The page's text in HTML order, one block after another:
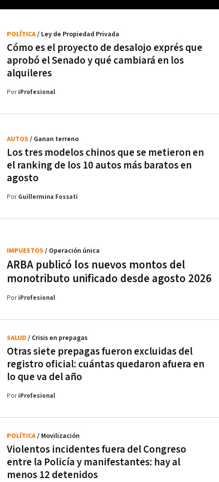
Cómo es el proyecto de desalojo exprés que
aprobó el Senado y qué cambiará en los
alquileres
POLÍTICA/ Ley de Propiedad Privada
PoriProfesional
Los tres modelos chinos que se metieron en
el ranking de los 10 autos más baratos en
agosto
AUTOS / Ganan terreno
PorGuillermina Fossati
ARBA publicó los nuevos montos del
monotributo unificado desde agosto 2026
IMPUESTOS / Operación única
PoriProfesional
Otras siete prepagas fueron excluidas del
registro oficial: cuántas quedaron afuera en
lo que va del año
SALUD / Crisis en prepagas
PoriProfesional
Violentos incidentes fuera del Congreso
entre la Policía y manifestantes: hay al
menos 12 detenidos
POLÍTICA/ Movilización